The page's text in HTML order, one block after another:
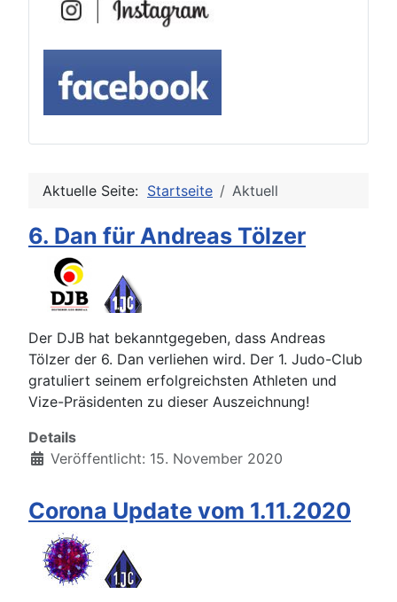
Aktuelle Seite: Startseite Aktuell
6. Dan für Andreas Tölzer
Der DJB hat bekanntgegeben, dass Andreas
Tölzer der 6. Dan verliehen wird. Der 1. Judo-Club
gratuliert seinem erfolgreichsten Athleten und
Vize-Präsidenten zu dieser Auszeichnung!
Details
Veröffentlicht: 15. November 2020
Corona Update vom 1.11.2020